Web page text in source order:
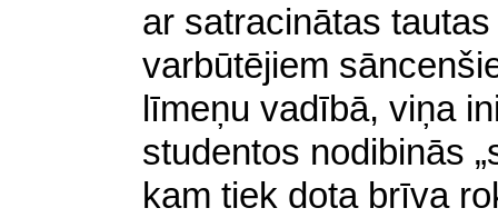
ar satracinātas
varbūtējiem
līmeņu vadībā, viņa
studentos nodibinās
kam tiek dota brīva